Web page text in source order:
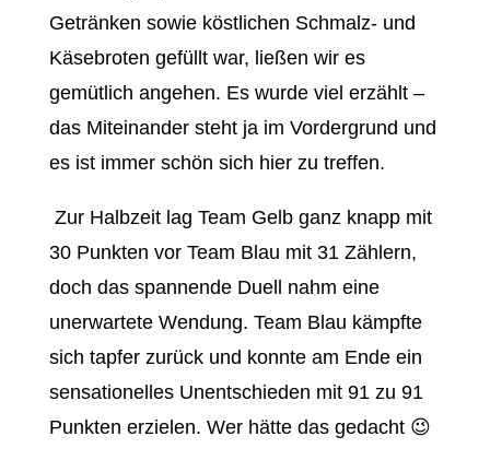
Getränken sowie köstlichen Schmalz- und
Käsebroten gefüllt war, ließen wir es
gemütlich angehen. Es wurde viel erzählt –
das Miteinander steht ja im Vordergrund und
es ist immer schön sich hier zu treffen.
Zur Halbzeit lag Team Gelb ganz knapp mit
30 Punkten vor Team Blau mit 31 Zählern,
doch das spannende Duell nahm eine
unerwartete Wendung. Team Blau kämpfte
sich tapfer zurück und konnte am Ende ein
sensationelles Unentschieden mit 91 zu 91
Punkten erzielen. Wer hätte das gedacht 😉